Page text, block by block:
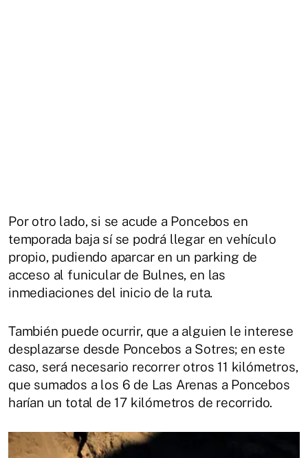
Por otro lado, si se acude a Poncebos en
temporada baja sí se podrá llegar en vehículo
propio, pudiendo aparcar en un parking de
acceso al funicular de Bulnes, en las
inmediaciones del inicio de la ruta.
También puede ocurrir, que a alguien le interese
desplazarse desde Poncebos a Sotres; en este
caso, será necesario recorrer otros 11 kilómetros,
que sumados a los 6 de Las Arenas a Poncebos
harían un total de 17 kilómetros de recorrido.